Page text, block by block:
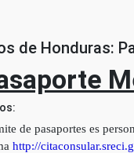
de Honduras:
de pasaportes es
http://